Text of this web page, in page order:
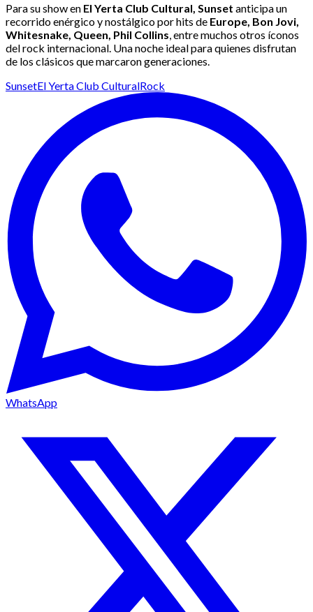
Para su show en El Yerta Club Cultural, Sunset anticipa un
recorrido enérgico y nostálgico por hits de Europe, Bon Jovi,
Whitesnake, Queen, Phil Collins , entre muchos otros íconos
del rock internacional. Una noche ideal para quienes disfrutan
de los clásicos que marcaron generaciones.
SunsetEl Yerta Club CulturalRock
WhatsApp